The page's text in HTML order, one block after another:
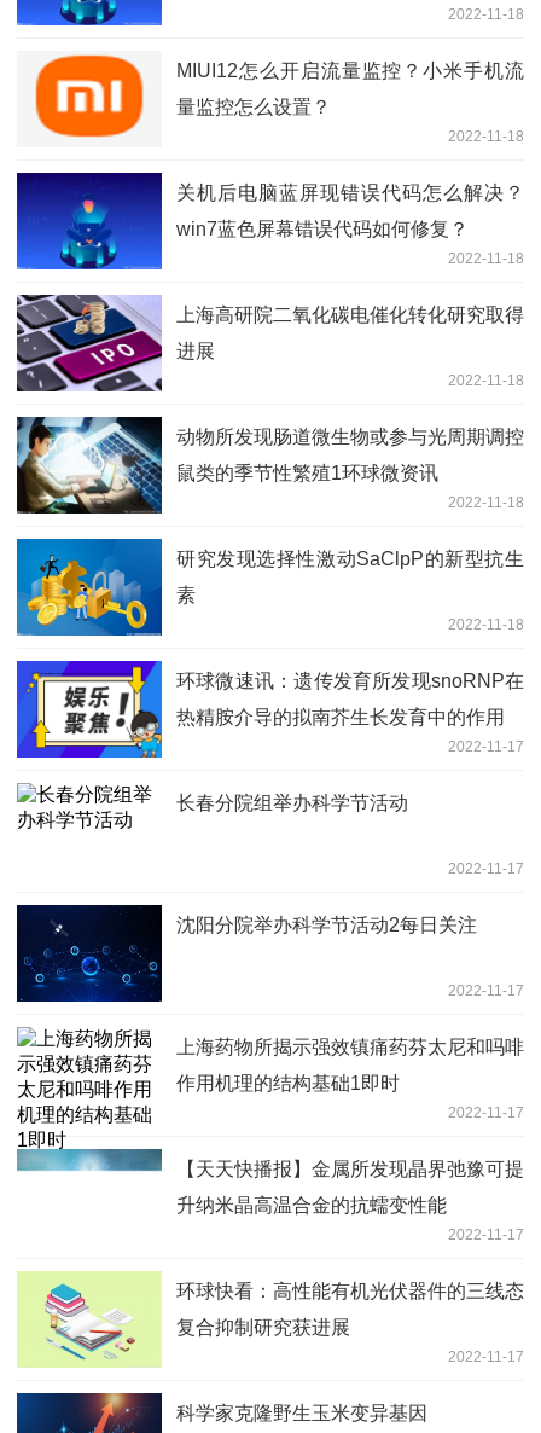
2022-11-18
MIUI12怎么开启流量监控？小米手机流
量监控怎么设置？
2022-11-18
关机后电脑蓝屏现错误代码怎么解决？
win7蓝色屏幕错误代码如何修复？
2022-11-18
上海高研院二氧化碳电催化转化研究取得
进展
2022-11-18
动物所发现肠道微生物或参与光周期调控
鼠类的季节性繁殖1环球微资讯
2022-11-18
研究发现选择性激动SaClpP的新型抗生
素
2022-11-18
环球微速讯：遗传发育所发现snoRNP在
热精胺介导的拟南芥生长发育中的作用
2022-11-17
长春分院组举办科学节活动
2022-11-17
沈阳分院举办科学节活动2每日关注
2022-11-17
上海药物所揭示强效镇痛药芬太尼和吗啡
作用机理的结构基础1即时
2022-11-17
【天天快播报】金属所发现晶界弛豫可提
升纳米晶高温合金的抗蠕变性能
2022-11-17
环球快看：高性能有机光伏器件的三线态
复合抑制研究获进展
2022-11-17
科学家克隆野生玉米变异基因